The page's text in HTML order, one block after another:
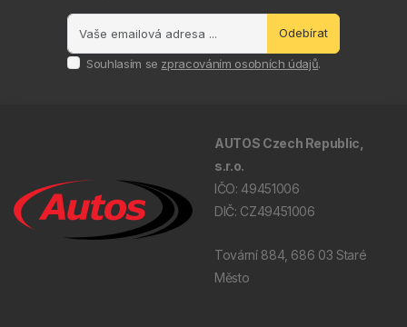
Odebírat
Souhlasím se zpracováním osobních údajů.
AUTOS Czech Republic,
s.r.o.
IČO: 49451006
DIČ: CZ49451006
Tovární 884, 686 03 Staré
Město